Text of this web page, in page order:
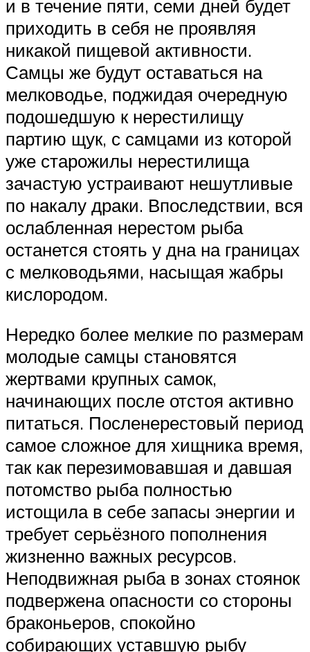
и в течение пяти, семи дней будет
приходить в себя не проявляя
никакой пищевой активности.
Самцы же будут оставаться на
мелководье, поджидая очередную
подошедшую к нерестилищу
партию щук, с самцами из которой
уже старожилы нерестилища
зачастую устраивают нешутливые
по накалу драки. Впоследствии, вся
ослабленная нерестом рыба
останется стоять у дна на границах
с мелководьями, насыщая жабры
кислородом.
Нередко более мелкие по размерам
молодые самцы становятся
жертвами крупных самок,
начинающих после отстоя активно
питаться. Посленерестовый период
самое сложное для хищника время,
так как перезимовавшая и давшая
потомство рыба полностью
истощила в себе запасы энергии и
требует серьёзного пополнения
жизненно важных ресурсов.
Неподвижная рыба в зонах стоянок
подвержена опасности со стороны
браконьеров, спокойно
собирающих уставшую рыбу